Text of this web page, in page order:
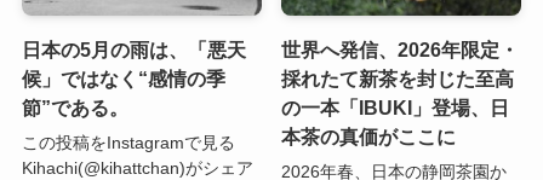
日本の5月の雨は、「悪天
候」ではなく“感情の季
節”である。
この投稿をInstagramで見る
Kihachi(@kihattchan)がシェア
世界へ発信、2026年限定・
採れたて新茶を封じた至高
の一本「IBUKI」登場、日
本茶の真価がここに
2026年春、日本の静岡茶園か